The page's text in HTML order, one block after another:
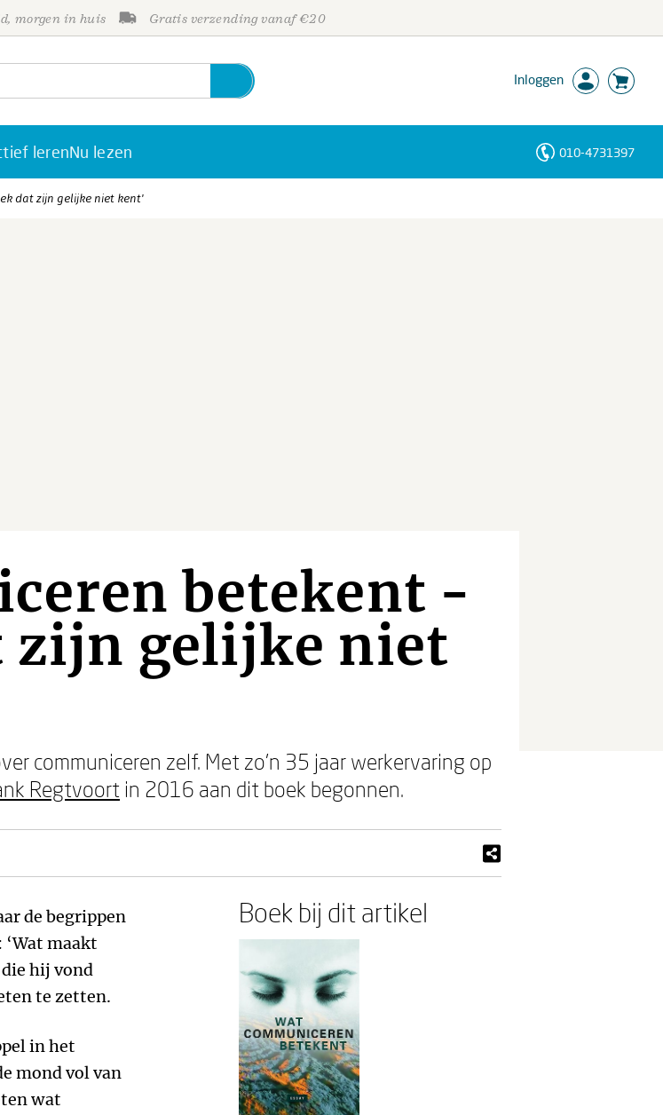
morgen in huis Gratis verzending vanaf €20
Inloggen
lerenNu lezen 010-4731397
dat zijn gelijke niet kent'
betekent -
zijn gelijke niet
communiceren zelf. Met zo'n 35 jaar werkervaring op
Regtvoort in 2016 aan dit boek begonnen.
de begrippen
maakt
hij vond
te zetten.
in het
mond vol van
wat
Boek bij dit artikel
Personen